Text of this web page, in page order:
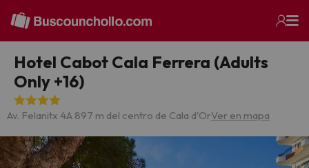
Hotel Cabot Cala Ferrera (Adults
Only +16)
Av. Felanitx 4A 897 m del centro de Cala d'OrVer en mapa